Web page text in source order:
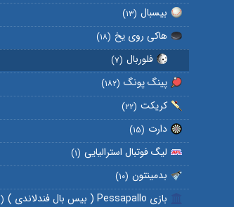
بیسبال (۱۳)
هاکی روی یخ (۱۸)
فلوربال (۷)
پینگ پونگ (۱۸۲)
کریکت (۲۲)
دارت (۱۵)
لیگ فوتبال استرالیایی (۱)
بدمینتون (۱۰)
بازی Pessapallo ( بیس بال فندلاندی ) (۷)